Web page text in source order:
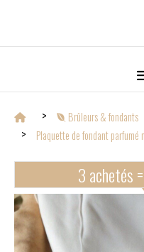
Brûleurs & fondants
Plaquette de fondant parfumé
3 achetés